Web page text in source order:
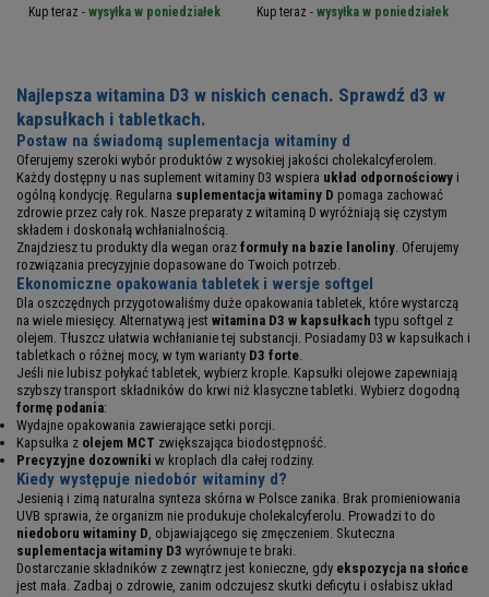
Kup teraz - wysyłka w poniedziałek Kup teraz - wysyłka w poniedziałek
Najlepsza witamina D3 w niskich cenach. Sprawdź d3 w
kapsułkach i tabletkach.
Postaw na świadomą suplementacja witaminy d
Oferujemy szeroki wybór produktów z wysokiej jakości cholekalcyferolem.
Każdy dostępny u nas suplement witaminy D3 wspiera układ odpornościowy i
ogólną kondycję. Regularna suplementacja witaminy D pomaga zachować
zdrowie przez cały rok. Nasze preparaty z witaminą D wyróżniają się czystym
składem i doskonałą wchłanialnością.
Znajdziesz tu produkty dla wegan oraz formuły na bazie lanoliny . Oferujemy
rozwiązania precyzyjnie dopasowane do Twoich potrzeb.
Ekonomiczne opakowania tableteki wersje softgel
Dla oszczędnych przygotowaliśmy duże opakowania tabletek, które wystarczą
na wiele miesięcy. Alternatywą jest witamina D3 w kapsułkach typu softgel z
olejem. Tłuszcz ułatwia wchłanianie tej substancji. Posiadamy D3 w kapsułkach i
tabletkach o różnej mocy, w tym warianty D3 forte
Jeśli nie lubisz połykać tabletek, wybierz krople. Kapsułki olejowe zapewniają
szybszy transport składników do krwi niż klasyczne tabletki. Wybierz dogodną
formę podania:
Wydajne opakowania zawierające setki porcji.
Kapsułka z olejem MCT zwiększająca biodostępność.
Precyzyjne dozowniki w kroplach dla całej rodziny.
Kiedy występuje niedobór witaminy d?
Jesienią i zimą naturalna synteza skórna w Polsce zanika. Brak promieniowania
UVB sprawia, że organizm nie produkuje cholekalcyferolu. Prowadzi to do
niedoboru witaminy D , objawiającego się zmęczeniem. Skuteczna
suplementacja witaminy D3 wyrównuje te braki.
Dostarczanie składników z zewnątrz jest konieczne, gdy ekspozycja na słońce
jest mała. Zadbaj o zdrowie, zanim odczujesz skutki deficytu i osłabisz układ